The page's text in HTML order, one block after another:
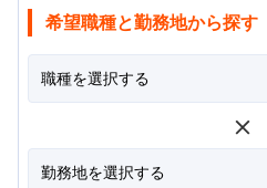
希望職種と勤務地から探す